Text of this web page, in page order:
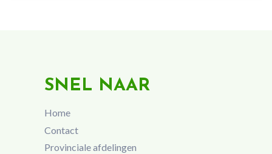
SNEL NAAR
Home
Contact
Provinciale afdelingen